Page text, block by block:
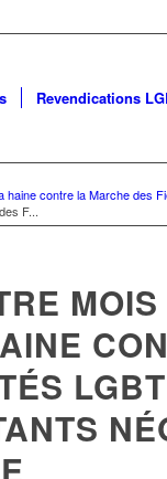
Revendications
haine contre la Marche des
F...